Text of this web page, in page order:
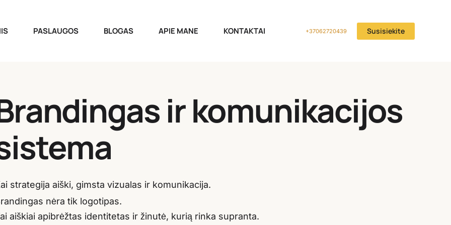
PASLAUGOS BLOGAS APIE MANE KONTAKTAI +37062720439 Susisiekite
ir komunikacijos
strategija aiški, gimsta vizualas ir komunikacija.
nėra tik logotipas.
aiškiai apibrėžtas identitetas ir žinutė, kurią rinka supranta.